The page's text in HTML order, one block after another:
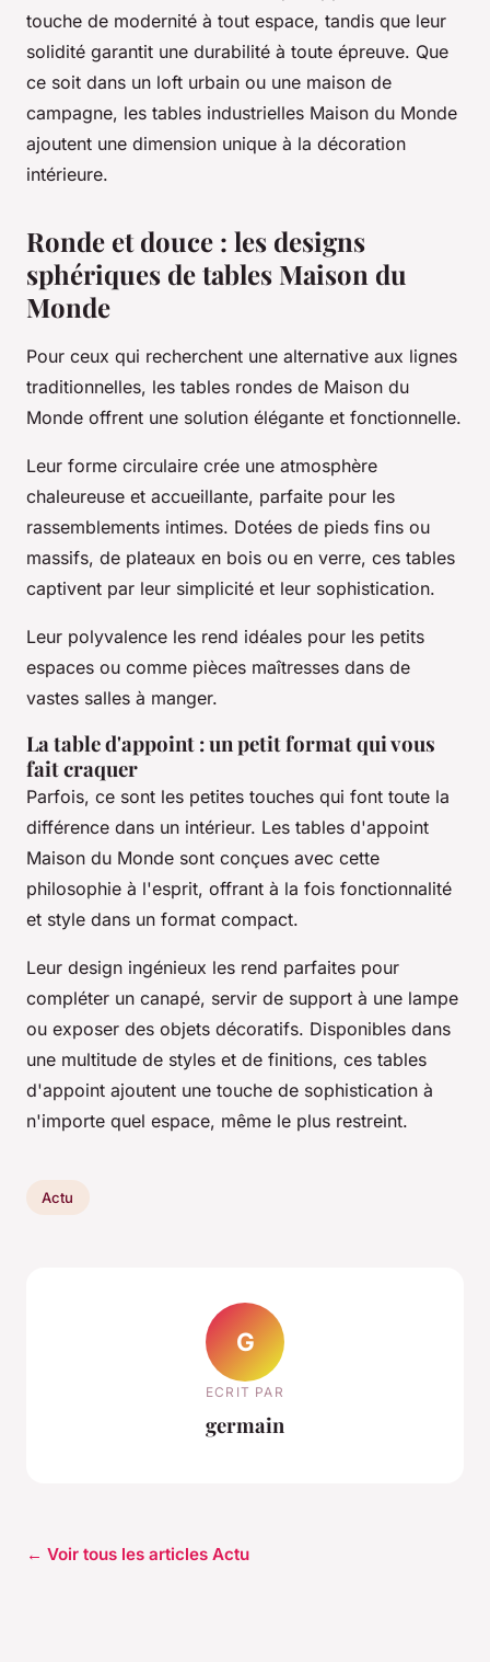
touche de modernité à tout espace, tandis que leur
solidité garantit une durabilité à toute épreuve. Que
ce soit dans un loft urbain ou une maison de
campagne, les tables industrielles Maison du Monde
ajoutent une dimension unique à la décoration
intérieure.
Ronde et douce : les designs
sphériques de tables Maison du
Monde
Pour ceux qui recherchent une alternative aux lignes
traditionnelles, les tables rondes de Maison du
Monde offrent une solution élégante et fonctionnelle.
Leur forme circulaire crée une atmosphère
chaleureuse et accueillante, parfaite pour les
rassemblements intimes. Dotées de pieds fins ou
massifs, de plateaux en bois ou en verre, ces tables
captivent par leur simplicité et leur sophistication.
Leur polyvalence les rend idéales pour les petits
espaces ou comme pièces maîtresses dans de
vastes salles à manger.
La table d'appoint : un petit format qui vous
fait craquer
Parfois, ce sont les petites touches qui font toute la
différence dans un intérieur. Les tables d'appoint
Maison du Monde sont conçues avec cette
philosophie à l'esprit, offrant à la fois fonctionnalité
et style dans un format compact.
Leur design ingénieux les rend parfaites pour
compléter un canapé, servir de support à une lampe
ou exposer des objets décoratifs. Disponibles dans
une multitude de styles et de finitions, ces tables
d'appoint ajoutent une touche de sophistication à
n'importe quel espace, même le plus restreint.
Actu
G
ECRIT PAR
germain
← Voir tous les articles Actu